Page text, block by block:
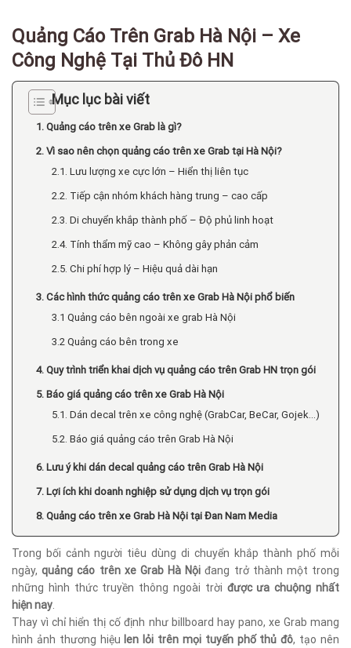
Quảng Cáo Trên Grab Hà Nội – Xe
Công Nghệ Tại Thủ Đô HN
Mục lục bài viết
1. Quảng cáo trên xe Grab là gì?
2. Vì sao nên chọn quảng cáo trên xe Grab tại Hà Nội?
2.1. Lưu lượng xe cực lớn – Hiển thị liên tục
2.2. Tiếp cận nhóm khách hàng trung – cao cấp
2.3. Di chuyển khắp thành phố – Độ phủ linh hoạt
2.4. Tính thẩm mỹ cao – Không gây phản cảm
2.5. Chi phí hợp lý – Hiệu quả dài hạn
3. Các hình thức quảng cáo trên xe Grab Hà Nội phổ biến
3.1 Quảng cáo bên ngoài xe grab Hà Nội
3.2 Quảng cáo bên trong xe
4. Quy trình triển khai dịch vụ quảng cáo trên Grab HN trọn gói
5. Báo giá quảng cáo trên xe Grab Hà Nội
5.1. Dán decal trên xe công nghệ (GrabCar, BeCar, Gojek…)
5.2. Báo giá quảng cáo trên Grab Hà Nội
6. Lưu ý khi dán decal quảng cáo trên Grab Hà Nội
7. Lợi ích khi doanh nghiệp sử dụng dịch vụ trọn gói
8. Quảng cáo trên xe Grab Hà Nội tại Đan Nam Media
Trong bối cảnh người tiêu dùng di chuyển khắp thành phố mỗi
ngày,quảng cáo trên xe Grab Hà Nội đang trở thành một trong
những hình thức truyền thông ngoài trời được ưa chuộng nhất
hiện nay
Thay vì chỉ hiển thị cố định như billboard hay pano, xe Grab mang
hình ảnh thương hiệu len lỏi trên mọi tuyến phố thủ đô, tạo nên